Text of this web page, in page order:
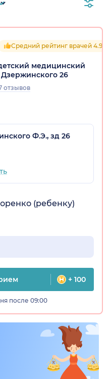
Средний рейтинг врачей 4.9
медицинский
26
отзывов
Ф.Э., зд 26
(ребенку)
+ 100
после 09:00